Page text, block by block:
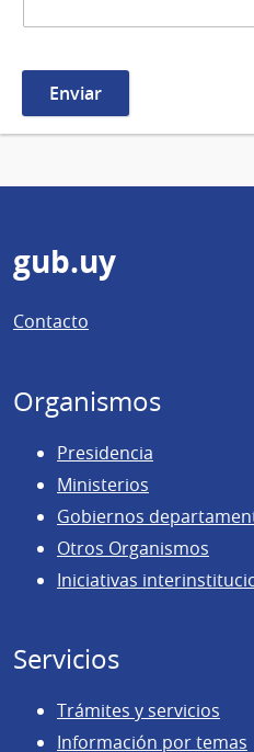
Pie
de
página
gub.uy
Contacto
Organismos
Presidencia
Ministerios
Gobiernos
Otros Organismos
Iniciativas
Servicios
Trámites y servicios
Información por temas